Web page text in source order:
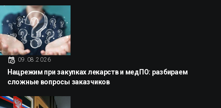
09.08.2026
Нацрежим при закупках лекарств и медПО: разбираем
сложные вопросы заказчиков